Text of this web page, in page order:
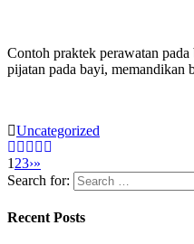
Contoh praktek perawatan
pijatan pada bayi, memandikan
Uncategorized
1 23›»
Search for:
Recent Posts